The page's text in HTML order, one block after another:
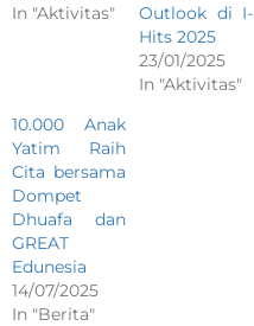
In "Aktivitas"
Outlook di I-
Hits 2025
23/01/2025
In "Aktivitas"
10.000 Anak
Yatim Raih
Cita bersama
Dompet
Dhuafa dan
GREAT
Edunesia
14/07/2025
In "Berita"